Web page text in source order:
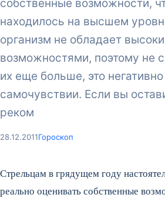
собственные возможности,
находилось на высшем
организм не обладает
возможностями, поэтому не
их еще больше, это негативно
самочувствии. Если вы
реком
28.12.2011Гороскоп
Стрельцам в грядущем году
реально оценивать собственные